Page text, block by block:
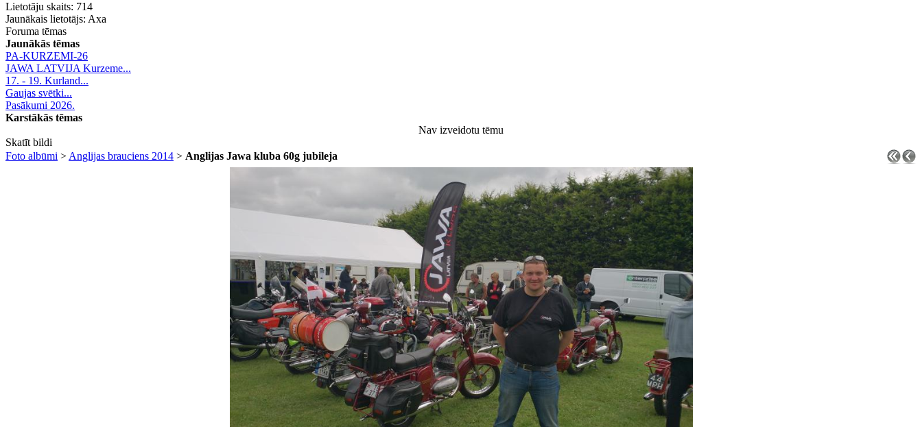
Lietotāju skaits: 714
Jaunākais lietotājs: Axa
Foruma tēmas
Jaunākās tēmas
PA-KURZEMI-26
JAWA LATVIJA Kurzeme...
17. - 19. Kurland...
Gaujas svētki...
Pasākumi 2026.
Karstākās tēmas
Nav izveidotu tēmu
Skatīt bildi
Foto albūmi > Anglijas brauciens 2014 > Anglijas Jawa kluba 60g jubileja